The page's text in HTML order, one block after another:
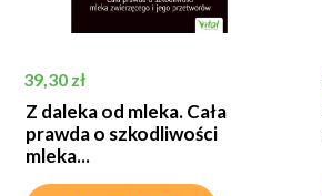
Cena
39,30 zł
Z daleka od mleka. Cała
prawda o szkodliwości
mleka...